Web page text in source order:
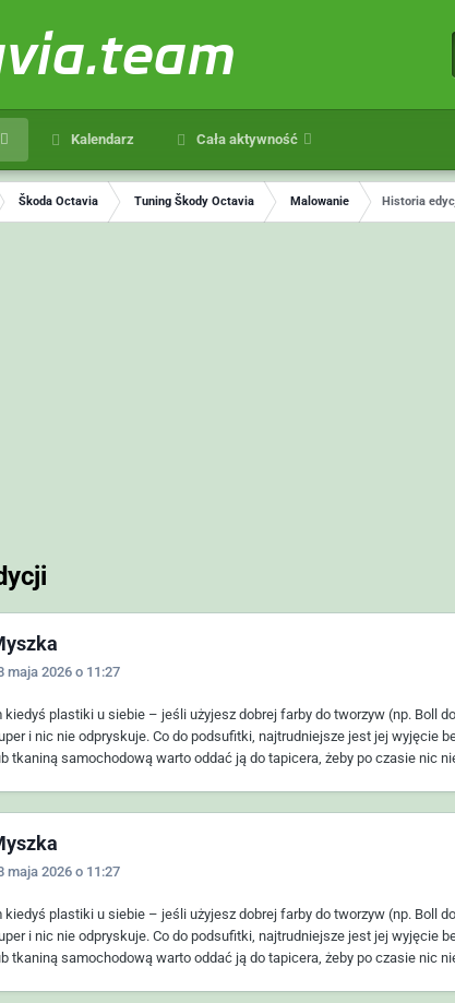
Kalendarz Cała aktywność
Škoda Octavia Tuning Škody Octavia Malowanie Historia
maja 2026 o 11:27
kiedyś plastiki u siebie – jeśli użyjesz dobrej farby do tworzyw (np. Boll
i nic nie odpryskuje. Co do podsufitki, najtrudniejsze jest jej wyjęcie
tkaniną samochodową warto oddać ją do tapicera, żeby po czasie nic
maja 2026 o 11:27
kiedyś plastiki u siebie – jeśli użyjesz dobrej farby do tworzyw (np. Boll
i nic nie odpryskuje. Co do podsufitki, najtrudniejsze jest jej wyjęcie
tkaniną samochodową warto oddać ją do tapicera, żeby po czasie nic